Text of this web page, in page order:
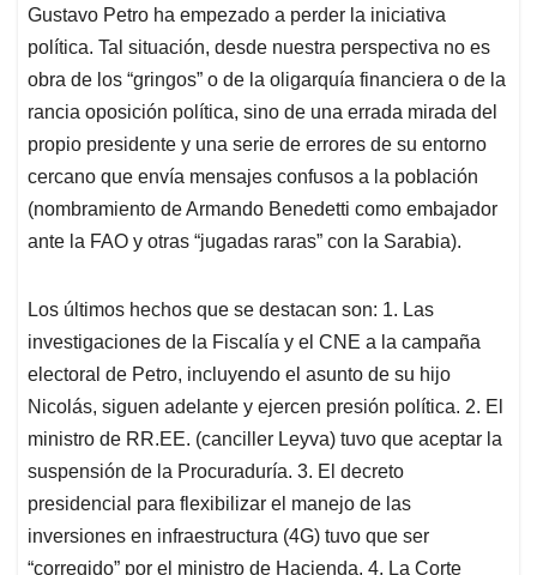
p
p
o
k
I
n
s
Gustavo Petro ha empezado a perder la iniciativa
política. Tal situación, desde nuestra perspectiva no es
obra de los “gringos” o de la oligarquía financiera o de la
rancia oposición política, sino de una errada mirada del
propio presidente y una serie de errores de su entorno
cercano que envía mensajes confusos a la población
(nombramiento de Armando Benedetti como embajador
ante la FAO y otras “jugadas raras” con la Sarabia).
Los últimos hechos que se destacan son: 1. Las
investigaciones de la Fiscalía y el CNE a la campaña
electoral de Petro, incluyendo el asunto de su hijo
Nicolás, siguen adelante y ejercen presión política. 2. El
ministro de RR.EE. (canciller Leyva) tuvo que aceptar la
suspensión de la Procuraduría. 3. El decreto
presidencial para flexibilizar el manejo de las
inversiones en infraestructura (4G) tuvo que ser
“corregido” por el ministro de Hacienda. 4. La Corte